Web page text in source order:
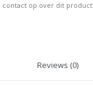
contact op over dit product
Reviews (0)